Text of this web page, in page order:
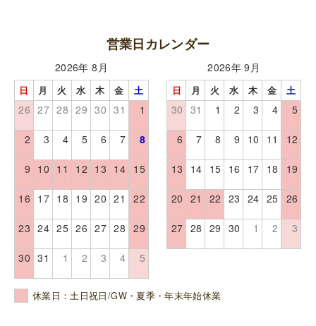
営業日カレンダー
2026年 8月
日 月 火 水 木 金 土
26 27 28 29 30 31 1
2 3 4 5 6 7 8
9 10 11 12 13 14 15
16 17 18 19 20 21 22
23 24 25 26 27 28 29
30 31 1 2 3 4 5
2026年 9月
日 月 火 水 木 金 土
30 31 1 2 3 4 5
6 7 8 9 10 11 12
13 14 15 16 17 18 19
20 21 22 23 24 25 26
27 28 29 30 1 2 3
休業日：土日祝日/GW・夏季・年末年始休業